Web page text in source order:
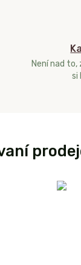
Není nad
si